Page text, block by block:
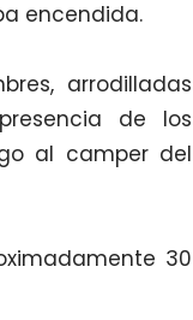
encendida.
arrodilladas
de los
al camper del
30